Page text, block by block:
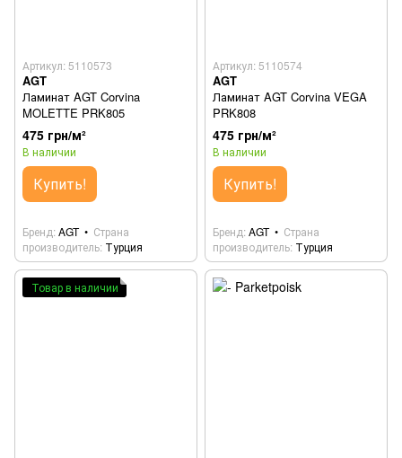
Артикул: 5110573
AGT
Ламинат AGT Corvina
MOLETTE PRK805
475 грн/м²
В наличии
Купить!
Бренд AGT
Страна
производитель Турция
Артикул: 5110574
AGT
Ламинат AGT Corvina VEGA
PRK808
475 грн/м²
В наличии
Купить!
Бренд AGT
Страна
производитель Турция
Товар в наличии